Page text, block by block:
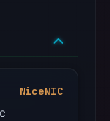
NiceNIC